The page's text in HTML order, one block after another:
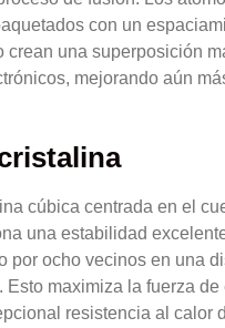
con un
crean una superposición
mejorando aún
cúbica centrada en el
una estabilidad
por ocho vecinos en una
Esto maximiza la fuerza de
resistencia al calor